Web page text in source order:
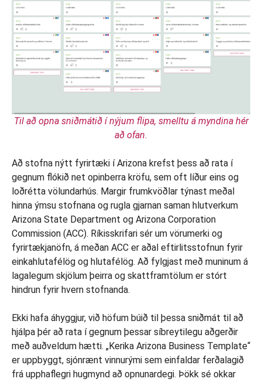
Til að opna sniðmátið í nýjum flipa, smelltu á myndina hér
að ofan.
Að stofna nýtt fyrirtæki í Arizona krefst þess að rata í
gegnum flókið net opinberra kröfu, sem oft líður eins og
loðrétta völundarhús. Margir frumkvöðlar týnast meðal
hinna ýmsu stofnana og rugla gjarnan saman hlutverkum
Arizona State Department og Arizona Corporation
Commission (ACC). Ríkisskrifari sér um vörumerki og
fyrirtækjanöfn, á meðan ACC er aðal eftirlitsstofnun fyrir
einkahlutafélög og hlutafélög. Að fylgjast með muninum á
lagalegum skjölum þeirra og skattframtölum er stórt
hindrun fyrir hvern stofnanda.
Ekki hafa áhyggjur, við höfum búið til þessa sniðmát til að
hjálpa þér að rata í gegnum þessar síbreytilegu aðgerðir
með auðveldum hætti. „Kerika Arizona Business Template“
er uppbyggt, sjónrænt vinnurými sem einfaldar ferðalagið
frá upphaflegri hugmynd að opnunardegi. Þökk sé okkar